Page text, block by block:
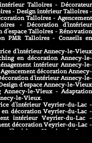
Talloires - Décorateur
- Design intérieur Talloires -
Talloires - Agencement
- Décoration d'intérieur
d'espace Talloires - Rénovation
PMR Talloires - Conseils en
d'intérieur Annecy-le-Vieux
en décoration Annecy-le-
intérieur Annecy-le-
décoration Annecy-
d'intérieur Annecy-le-
d'espace Annecy-le-Vieux
le-Vieux - Adaptation
le-Vieux.
d'intérieur Veyrier-du-Lac -
décoration Veyrier-du-Lac -
intérieur Veyrier-du-Lac -
décoration Veyrier-du-Lac -
d'intérieur Veyrier-du-Lac -